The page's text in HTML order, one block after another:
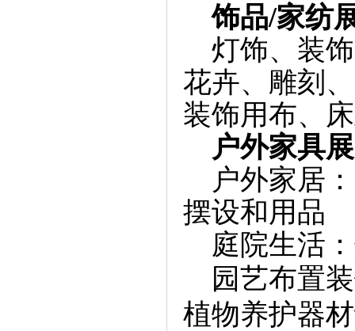
饰品/家纺
灯饰、装
花卉、雕刻
装饰用布、
户外家具
户外家居
摆设和用品
庭院生活
园艺布置
植物养护器